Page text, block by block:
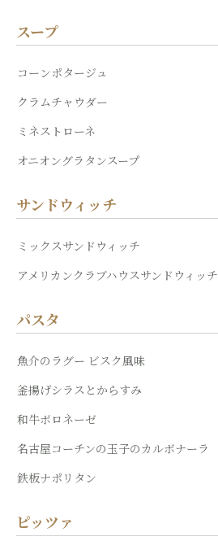
スープ
コーンポタージュ
クラムチャウダー
ミネストローネ
オニオングラタンスープ
サンドウィッチ
ミックスサンドウィッチ
アメリカンクラブハウスサンドウィッチ
パスタ
魚介のラグー ビスク風味
釜揚げシラスとからすみ
和牛ボロネーゼ
名古屋コーチンの玉子のカルボナーラ
鉄板ナポリタン
ピッツァ